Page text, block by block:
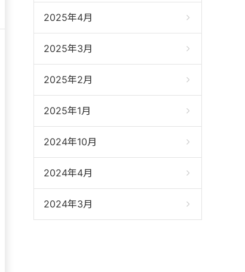
2025年4月
2025年3月
2025年2月
2025年1月
2024年10月
2024年4月
2024年3月